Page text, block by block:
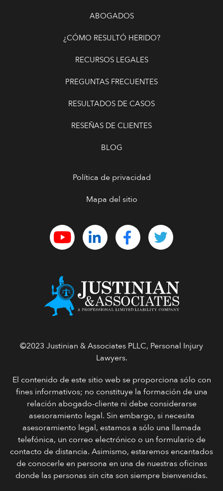
ABOGADOS
¿CÓMO RESULTÓ HERIDO?
RECURSOS LEGALES
PREGUNTAS FRECUENTES
RESULTADOS DE CASOS
RESEÑAS DE CLIENTES
BLOG
Política de privacidad
Mapa del sitio
©2023 Justinian & Associates PLLC, Personal Injury
Lawyers.
El contenido de este sitio web se proporciona sólo con
fines informativos; no constituye la formación de una
relación abogado-cliente ni debe considerarse
asesoramiento legal. Sin embargo, si necesita
asesoramiento legal, estamos a sólo una llamada
telefónica, un correo electrónico o un formulario de
contacto de distancia. Asimismo, estaremos encantados
de conocerle en persona en una de nuestras oficinas
donde las personas sin cita son siempre bienvenidas.